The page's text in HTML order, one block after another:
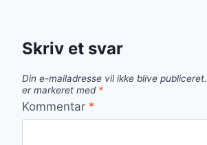
Skriv et svar
Din e-mailadresse vil ikke blive publiceret.
er markeret med *
Kommentar *